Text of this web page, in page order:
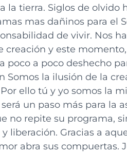
tierra. Siglos de olvido
mas dañinos para el
de vivir. Nos
creación y este
poco a poco deshecho
Somos la ilusión de la
ello tú y yo somos la
un paso más para la
no repite su programa,
liberación. Gracias a
abra sus compuertas.